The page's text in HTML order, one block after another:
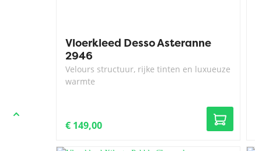
Vloerkleed Desso Asteranne
2946
Velours structuur, rijke tinten en luxueuze
warmte
€ 149,00